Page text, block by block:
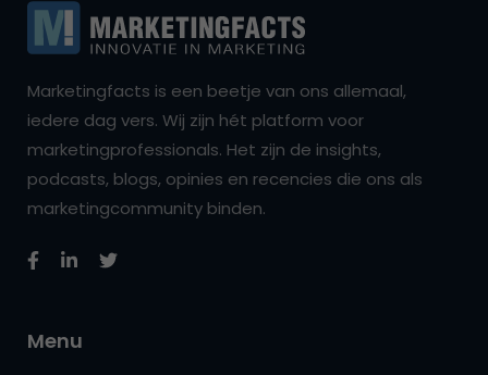
Marketingfacts is een beetje van ons allemaal,
iedere dag vers. Wij zijn hét platform voor
marketingprofessionals. Het zijn de insights,
podcasts, blogs, opinies en recencies die ons als
marketingcommunity binden.
Menu